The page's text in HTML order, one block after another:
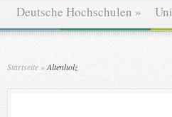
Deutsche Hochschulen »
Startseite »Altenholz